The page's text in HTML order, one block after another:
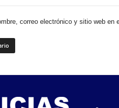
correo electrónico y sitio web en